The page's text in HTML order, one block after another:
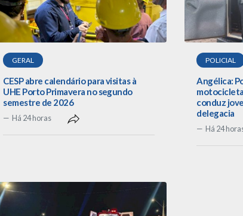
GERAL
CESP abre calendário para visitas à
UHE Porto Primavera no segundo
semestre de 2026
Há 24 horas
POLICIAL
Angélica:
conduz
delegacia
Há 24